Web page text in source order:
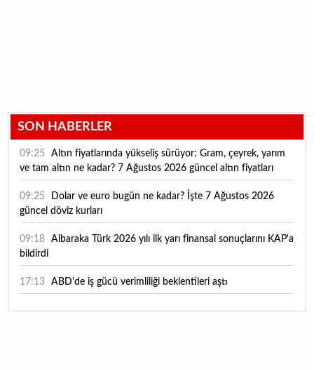
SON HABERLER
09:25
ve tam altın ne kadar? 7 Ağustos 2026 güncel altın fiyatları
09:25
güncel döviz kurları
09:18
bildirdi
17:13 ABD'de iş gücü verimliliği beklentileri aştı
16:49 "Yüksek katma değerli üretimi destekleyen